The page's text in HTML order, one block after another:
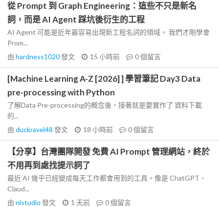
從 Prompt 到 Graph Engineering：這些不只是新名
詞，而是 AI Agent 踩坑後衍生的工程
AI Agent 可能是近年最容易出現新工程名詞的領域。 我們才剛學會
Prom...
由 hardness1020發文 15 小時前 0個留言
[Machine Learning A-Z [2026] ] 學習筆記 Day3 Data
pre-processing with Python
了解Data Pre-processing的概念後，接著就是要實作了 資料下載
的...
由 duckravel48 發文 18 小時前 0個留言
【分享】台灣團隊開發 免費 AI Prompt 管理網站，終於
不用再到處找提示詞了
最近 AI 幾乎已經變成每天工作都會用到的工具。像是 ChatGPT、
Claud...
由 nlstudio 發文 1 天前 0個留言